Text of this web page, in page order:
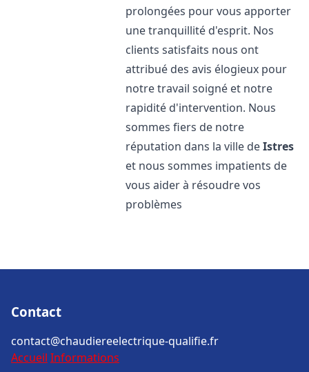
prolongées pour vous apporter
une tranquillité d'esprit. Nos
clients satisfaits nous ont
attribué des avis élogieux pour
notre travail soigné et notre
rapidité d'intervention. Nous
sommes fiers de notre
réputation dans la ville deIstres
et nous sommes impatients de
vous aider à résoudre vos
problèmes
Contact
contact@chaudiereelectrique-qualifie.fr
Accueil Informations